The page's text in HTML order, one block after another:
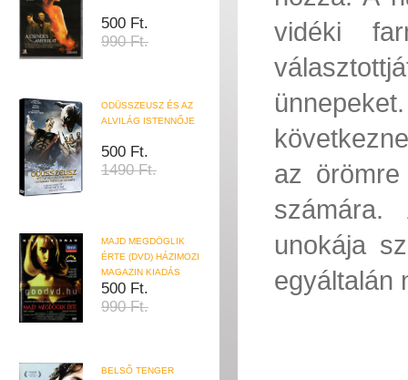
500 Ft.
990 Ft.
ODÜSSZEUSZ ÉS AZ
ALVILÁG ISTENNŐJE
500 Ft.
1490 Ft.
MAJD MEGDÖGLIK
ÉRTE (DVD) HÁZIMOZI
MAGAZIN KIADÁS
500 Ft.
990 Ft.
BELSŐ TENGER
vidéki
az
unokája
egyáltalán